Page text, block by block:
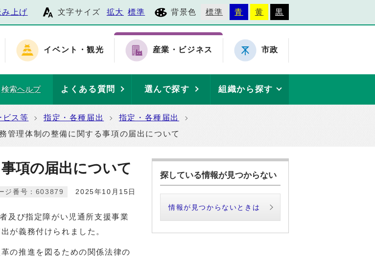
み上げ 文字サイズ 拡大 標準 背景色 標準 青 黄 黒
イベント・観光 産業・ビジネス 市政
検索ヘルプ よくある質問 選んで探す 組織から探す
ビス等 指定・各種届出
指定・各種届出
管理体制の整備に関する事項の届出について
項の届出について
2025年10月15日
ジ番号：603879
及び指定障がい児通所支援事業
が義務付けられました。
の推進を図るための関係法律の
探している情報が見つからない
情報が見つからないときは